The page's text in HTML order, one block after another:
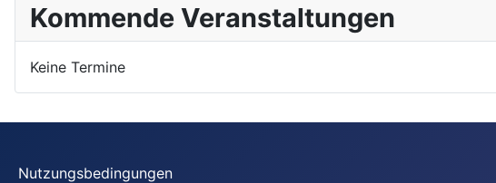
Kommende Veranstaltungen
Keine Termine
Nutzungsbedingungen